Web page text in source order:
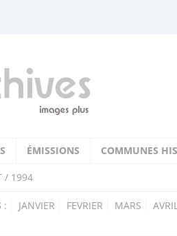
ÉMISSIONS COMMUNES
/ 1994
: JANVIER FEVRIER MARS